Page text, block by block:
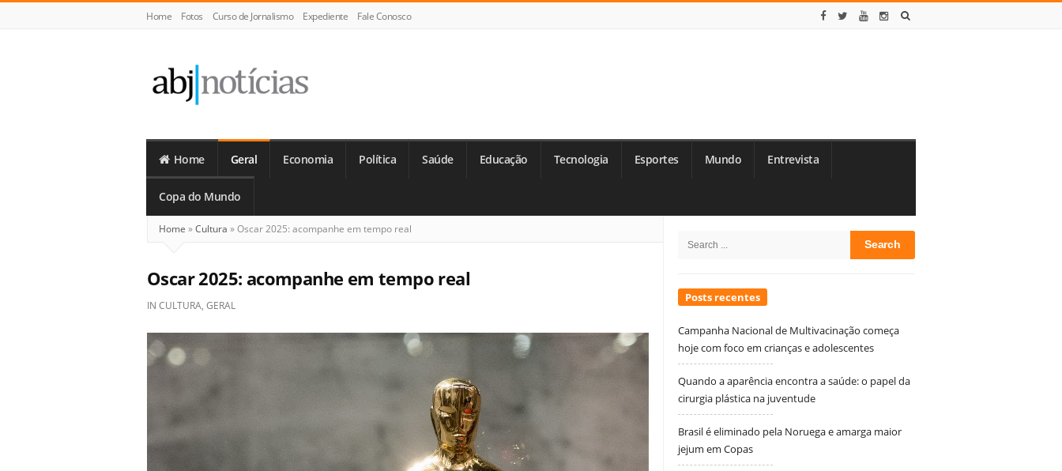
Home Fotos Curso de Jornalismo Expediente Fale Conosco
Notícias
Home Geral Economia Política Saúde Educação Tecnologia Esportes Mundo Entrevista
Copa do Mundo
Home »Cultura »Oscar 2025: acompanhe em tempo real
Oscar 2025: acompanhe em tempo real
IN CULTURA, GERAL
Sidebar
Search
Posts recentes
Campanha Nacional de Multivacinação começa
hoje com foco em crianças e adolescentes
Quando a aparência encontra a saúde: o papel da
cirurgia plástica na juventude
Brasil é eliminado pela Noruega e amarga maior
jejum em Copas